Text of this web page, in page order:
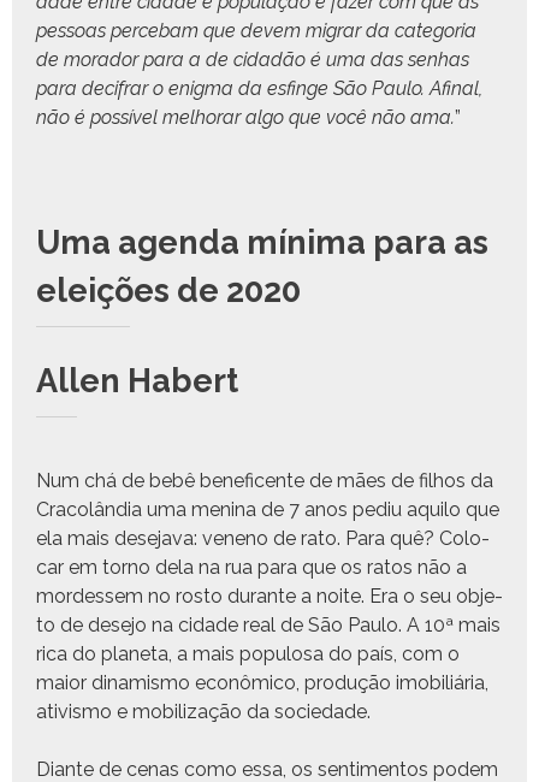
pes­soas perce­bam que devem migrar da cat­e­go­ria
de morador para a de cidadão é uma das sen­has
para decifrar o enig­ma da esfin­ge São Paulo. Afi­nal,
não é pos­sív­el mel­ho­rar algo que você não ama.”
Uma agen­da mín­i­ma para as
eleições de 2020
Allen Habert
Num chá de bebê benef­i­cente de mães de fil­hos da
Cra­colân­dia uma meni­na de 7 anos pediu aqui­lo que
ela mais dese­ja­va: veneno de rato. Para quê? Colo­
car em torno dela na rua para que os ratos não a
mordessem no ros­to durante a noite. Era o seu obje­
to de dese­jo na cidade real de São Paulo. A 10ª mais
rica do plan­e­ta, a mais pop­u­losa do país, com o
maior dinamis­mo econômi­co, pro­dução imo­bil­iária,
ativis­mo e mobi­liza­ção da sociedade.
Diante de cenas como essa, os sen­ti­men­tos podem